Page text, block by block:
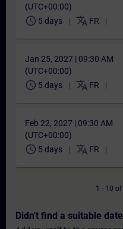
(UTC+00:00)
schedule 5 days translate FR
Jan 25, 2027 | 09:30 AM
(UTC+00:00)
schedule 5 days translate FR
Feb 22, 2027 | 09:30 AM
(UTC+00:00)
schedule 5 days translate FR
1 - 10 of
Didn't find a suitable